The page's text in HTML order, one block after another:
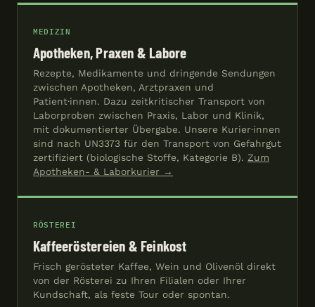
MEDIZIN
Apotheken, Praxen & Labore
Rezepte, Medikamente und dringende Sendungen
zwischen Apotheken, Arztpraxen und
Patient·innen. Dazu zeitkritischer Transport von
Laborproben zwischen Praxis, Labor und Klinik,
mit dokumentierter Übergabe. Unsere Kurier·innen
sind nach UN3373 für den Transport von Gefahrgut
zertifiziert (biologische Stoffe, Kategorie B). Zum
Apotheken- & Laborkurier →
RÖSTEREI
Kaffeeröstereien & Feinkost
Frisch gerösteter Kaffee, Wein und Olivenöl direkt
von der Rösterei zu Ihren Filialen oder Ihrer
Kundschaft, als feste Tour oder spontan.